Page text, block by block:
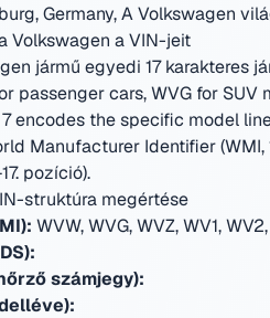
Germany,A Volkswagen
Volkswagen a VIN-jeit
jármű egyedi 17 karakteres
passenger cars, WVG for
encodes the specific model
Manufacturer Identifier
pozíció).
struktúra megértése
WVW, WVG, WVZ, WV1,
számjegy):